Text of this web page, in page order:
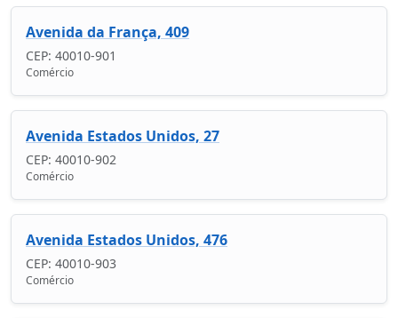
Avenida da França, 409
CEP: 40010-901
Comércio
Avenida Estados Unidos, 27
CEP: 40010-902
Comércio
Avenida Estados Unidos, 476
CEP: 40010-903
Comércio